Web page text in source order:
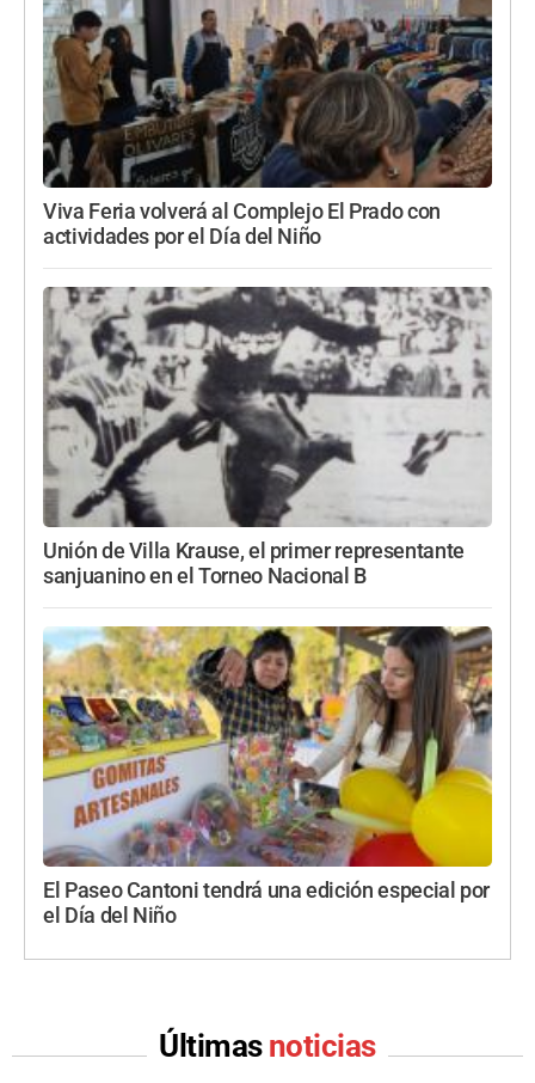
Viva Feria volverá al Complejo El Prado con
actividades por el Día del Niño
Unión de Villa Krause, el primer representante
sanjuanino en el Torneo Nacional B
El Paseo Cantoni tendrá una edición especial por
el Día del Niño
Últimas noticias